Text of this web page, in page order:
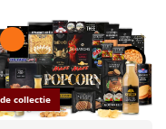
collectie